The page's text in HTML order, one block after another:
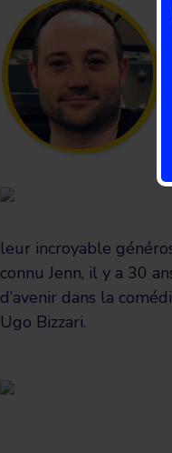
leur incroyable
connu Jenn, il y a 30
d’avenir dans la
Ugo Bizzari.